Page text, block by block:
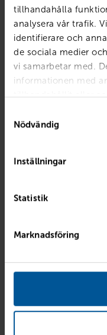
tillhandahålla
analysera vår trafik.
identifierare och
de sociala medier
vi samarbetar med.
informationen med
tillhandahållit eller
Nödvändig
Inställningar
Statistik
Marknadsföring
Örebro
262 900kr